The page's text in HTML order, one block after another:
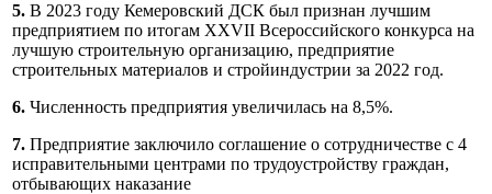
5. В 2023 году Кемеровский ДСК был признан лучшим
предприятием по итогам XXVII Всероссийского конкурса на
лучшую строительную организацию, предприятие
строительных материалов и стройиндустрии за 2022 год.
6. Численность предприятия увеличилась на 8,5%.
7. Предприятие заключило соглашение о сотрудничестве с 4
исправительными центрами по трудоустройству граждан,
отбывающих наказание